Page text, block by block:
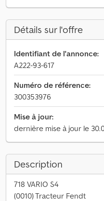
Détails sur l'offre
Identifiant de l'annonce:
A222-93-617
Numéro de référence:
300353976
Mise à jour:
dernière mise à jour le
Description
718 VARIO S4
(0010) Tracteur Fendt